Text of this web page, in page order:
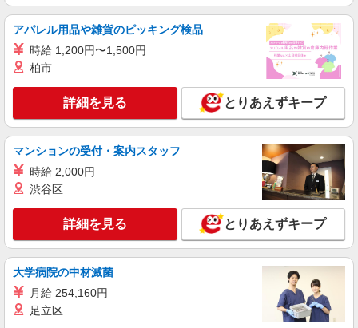
アパレル用品や雑貨のピッキング検品
時給 1,200円〜1,500円
柏市
詳細を見る とりあえずキープ
マンションの受付・案内スタッフ
時給 2,000円
渋谷区
詳細を見る とりあえずキープ
大学病院の中材滅菌
月給 254,160円
足立区